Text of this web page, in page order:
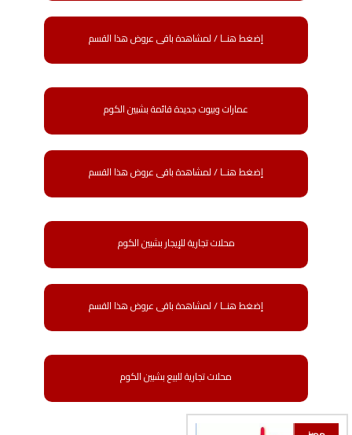
إضغط هنــا / لمشاهدة باقى عروض هذا القسم
عمارات وبيوت جديدة قائمة بشبين الكوم
إضغط هنــا / لمشاهدة باقى عروض هذا القسم
محلات تجارية للإيجار بشبين الكوم
إضغط هنــا / لمشاهدة باقى عروض هذا القسم
محلات تجارية للبيع بشبين الكوم